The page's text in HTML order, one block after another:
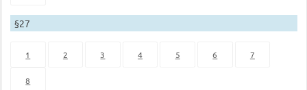
§27
1 2 3 4 5 6 7
8